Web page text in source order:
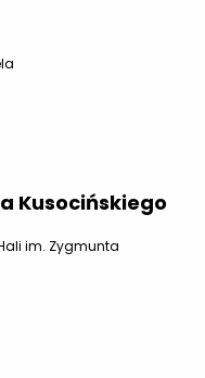
Kusocińskiego
im. Zygmunta